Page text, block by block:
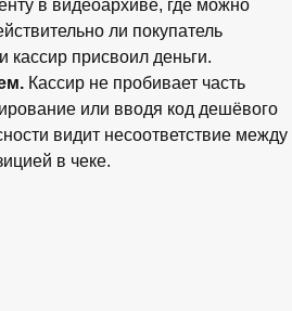
в видеоархиве, где можно
ли покупатель
кассир присвоил деньги.
Кассир не пробивает часть
или вводя код дешёвого
видит несоответствие между
в чеке.